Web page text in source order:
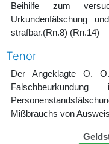
Beihilfe zum
Urkundenfälschung
strafbar.(Rn.8) (Rn.14)
Tenor
Der Angeklagte O.
Mißbrauchs von